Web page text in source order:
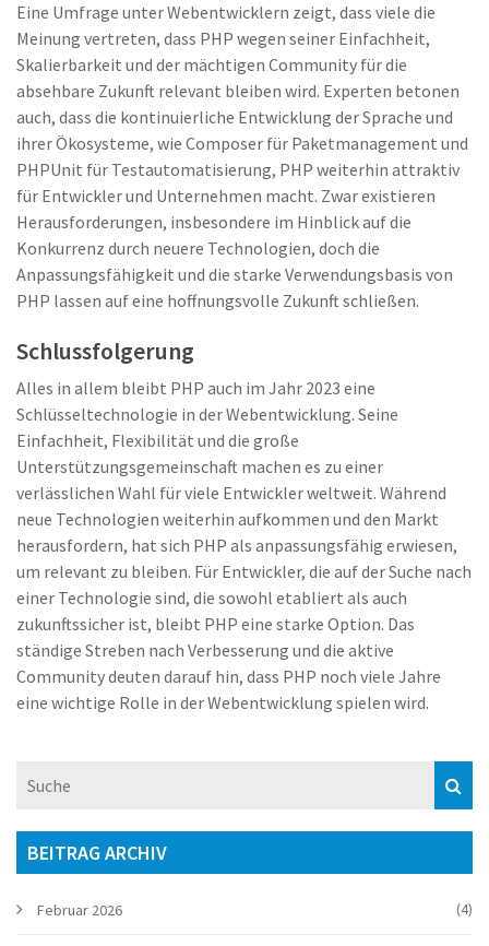
Eine Umfrage unter Webentwicklern zeigt, dass viele die
Meinung vertreten, dass PHP wegen seiner Einfachheit,
Skalierbarkeit und der mächtigen Community für die
absehbare Zukunft relevant bleiben wird. Experten betonen
auch, dass die kontinuierliche Entwicklung der Sprache und
ihrer Ökosysteme, wie Composer für Paketmanagement und
PHPUnit für Testautomatisierung, PHP weiterhin attraktiv
für Entwickler und Unternehmen macht. Zwar existieren
Herausforderungen, insbesondere im Hinblick auf die
Konkurrenz durch neuere Technologien, doch die
Anpassungsfähigkeit und die starke Verwendungsbasis von
PHP lassen auf eine hoffnungsvolle Zukunft schließen.
Schlussfolgerung
Alles in allem bleibt PHP auch im Jahr 2023 eine
Schlüsseltechnologie in der Webentwicklung. Seine
Einfachheit, Flexibilität und die große
Unterstützungsgemeinschaft machen es zu einer
verlässlichen Wahl für viele Entwickler weltweit. Während
neue Technologien weiterhin aufkommen und den Markt
herausfordern, hat sich PHP als anpassungsfähig erwiesen,
um relevant zu bleiben. Für Entwickler, die auf der Suche nach
einer Technologie sind, die sowohl etabliert als auch
zukunftssicher ist, bleibt PHP eine starke Option. Das
ständige Streben nach Verbesserung und die aktive
Community deuten darauf hin, dass PHP noch viele Jahre
eine wichtige Rolle in der Webentwicklung spielen wird.
BEITRAG ARCHIV
Februar 2026 (4)